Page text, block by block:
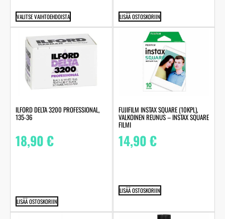
VALITSE VAIHTOEHDOISTA LISÄÄ OSTOSKORIIN
ILFORD DELTA 3200 PROFESSIONAL,
135-36
18,90€
LISÄÄ OSTOSKORIIN
FUJIFILM INSTAX SQUARE (10KPL),
VALKOINEN REUNUS – INSTAX SQUARE
FILMI
14,90€
LISÄÄ OSTOSKORIIN